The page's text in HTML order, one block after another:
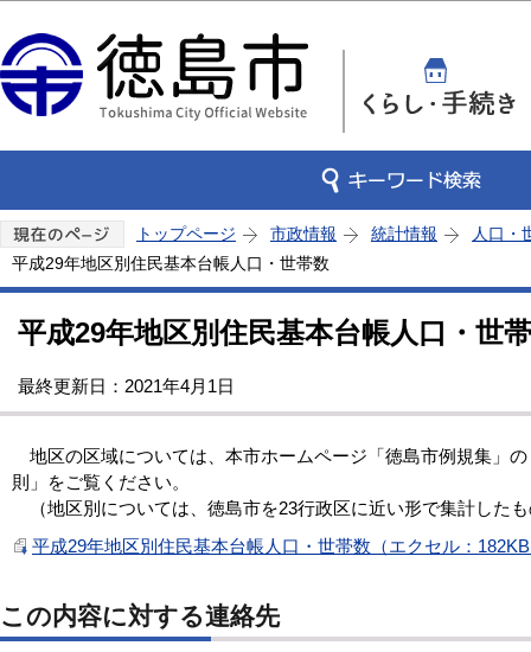
トップページ 市政情報 統計情報
人口・
平成29年地区別住民基本台帳人口・世帯数
平成29年地区別住民基本台帳人口・世
最終更新日：2021年4月1日
地区の区域については、本市ホームページ「徳島市例規集」
則」をご覧ください。
（地区別については、徳島市を23行政区に近い形で集計した
平成29年地区別住民基本台帳人口・世帯数（エクセル：
この内容に対する連絡先